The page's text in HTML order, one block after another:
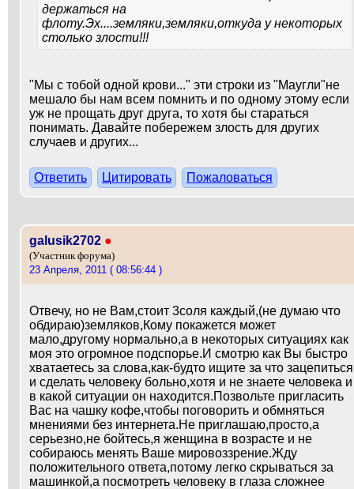
держаться на
флоту.Эх....земляки,земляки,откуда у некоторых
столько злости!!!
"Мы с тобой одной крови..." эти строки из "Маугли"не
мешало бы нам всем помнить и по одному этому если
уж не прощать друг друга, то хотя бы стараться
понимать. Давайте побережем злость для других
случаев и других...
Ответить Цитировать Пожаловаться
galusik2702 ●
(Участник форума)
23 Апреля, 2011 ( 08:56:44 )
Отвечу, но не Вам,стоит 3соля каждый,(не думаю что
обдираю)земляков,Кому покажется может
мало,другому нормально,а в некоторых ситуациях как
моя это огромное подспорье.И смотрю как Вы быстро
хватаетесь за слова,как-будто ищите за что зацепиться
и сделать человеку больно,хотя и не знаете человека и
в какой ситуации он находится.Позвольте пригласить
Вас на чашку кофе,чтобы поговорить и обмняться
мнениями без интернета.Не приглашаю,просто,а
серьезно,не бойтесь,я женщина в возрасте и не
собираюсь менять Ваше мировоззрение.Жду
положительного ответа,потому легко скрываться за
машинкой,а посмотреть человеку в глаза сложнее